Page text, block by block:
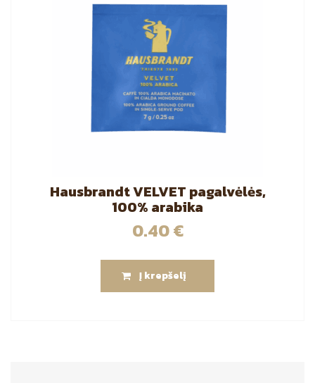
Hausbrandt VELVET pagalvėlės,
100% arabika
0.40€
Į krepšelį